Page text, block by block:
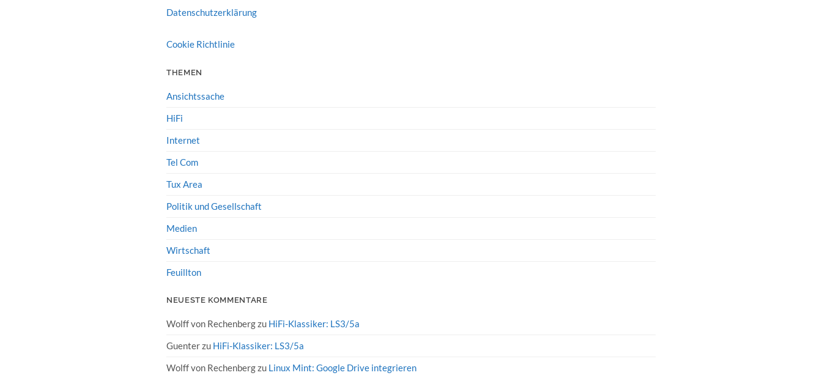
Datenschutzerklärung
Cookie Richtlinie
THEMEN
Ansichtssache
HiFi
Internet
Tel Com
Tux Area
Politik und Gesellschaft
Medien
Wirtschaft
Feuillton
NEUESTE KOMMENTARE
Wolff von Rechenbergzu HiFi-Klassiker: LS3/5a
Guenterzu HiFi-Klassiker: LS3/5a
Wolff von Rechenbergzu Linux Mint: Google Drive integrieren